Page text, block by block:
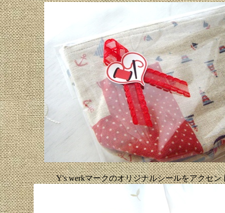
Y's werkマークのオリジナルシールをアクセン